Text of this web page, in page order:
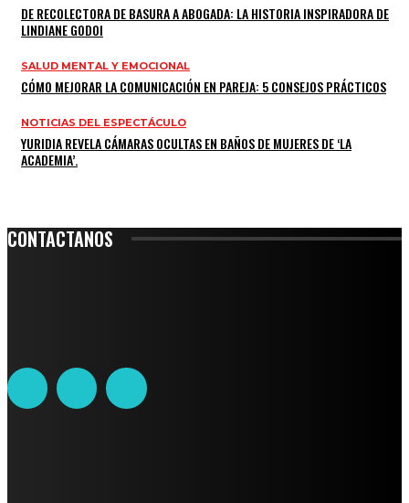
DE RECOLECTORA DE BASURA A ABOGADA: LA HISTORIA INSPIRADORA DE
LINDIANE GODOI
SALUD MENTAL Y EMOCIONAL
CÓMO MEJORAR LA COMUNICACIÓN EN PAREJA: 5 CONSEJOS PRÁCTICOS
NOTICIAS DEL ESPECTÁCULO
YURIDIA REVELA CÁMARAS OCULTAS EN BAÑOS DE MUJERES DE ‘LA
ACADEMIA’.
CONTACTANOS